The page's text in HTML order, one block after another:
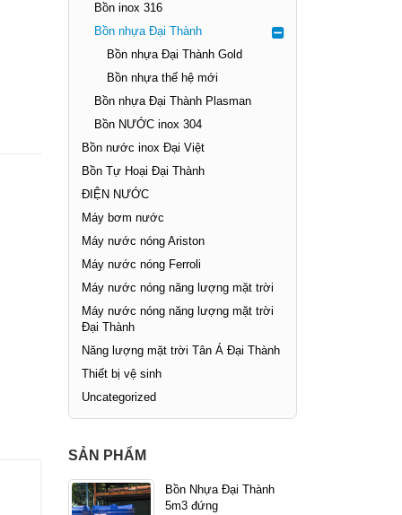
Bồn inox 316
Bồn nhựa Đại Thành
Bồn nhựa Đại Thành Gold
Bồn nhựa thế hệ mới
Bồn nhựa Đại Thành Plasman
Bồn NƯỚC inox 304
Bồn nước inox Đại Việt
Bồn Tự Hoại Đại Thành
ĐIỆN NƯỚC
Máy bơm nước
Máy nước nóng Ariston
Máy nước nóng Ferroli
Máy nước nóng năng lượng mặt trời
Máy nước nóng năng lượng mặt trời
Đại Thành
Năng lượng mặt trời Tân Á Đại Thành
Thiết bị vệ sinh
Uncategorized
SẢN PHẨM
Bồn Nhựa Đại Thành
5m3 đứng